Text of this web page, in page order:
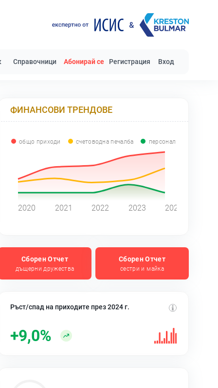
Справочници Абонирай се Регистрация Вход
ФИНАНСОВИ ТРЕНДОВЕ
общо приходи счетоводна печалба персонал
2020 2021 2022 2023 2024
Сборен Отчет
дъщерни дружества
Сборен Отчет
сестри и майка
Ръст/спад на приходите през 2024 г.
+9,0%